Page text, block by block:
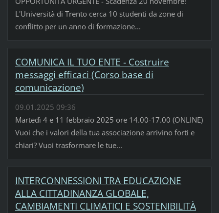
L'Università di Trento cerca 10 studenti da zone di
conflitto per un anno di formazione...
COMUNICA IL TUO ENTE - Costruire
messaggi efficaci (Corso base di
comunicazione)
09.01.2025 09:36
Martedì 4 e 11 febbraio 2025 ore 14.00-17.00 (ONLINE)
Vuoi che i valori della tua associazione arrivino forti e
chiari? Vuoi trasformare le tue...
INTERCONNESSIONI TRA EDUCAZIONE
ALLA CITTADINANZA GLOBALE,
CAMBIAMENTI CLIMATICI E SOSTENIBILITÀ